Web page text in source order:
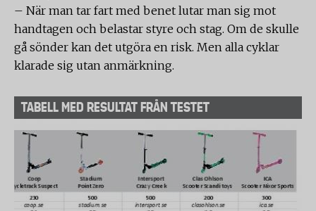
– När man tar fart med benet lutar man sig mot
handtagen och belastar styre och stag. Om de skulle
gå sönder kan det utgöra en risk. Men alla cyklar
klarade sig utan anmärkning.
TABELL MED RESULTAT FRÅN TESTET